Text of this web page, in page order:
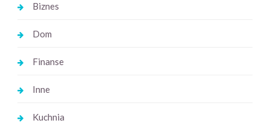
Biznes
Dom
Finanse
Inne
Kuchnia